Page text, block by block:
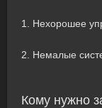
1. Нехорошее
2. Немалые
Кому нужно